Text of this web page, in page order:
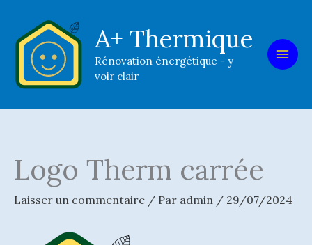
contenu
A+ Thermique
Rénovation énergétique - y
voir clair
Logo Therm carrée
Laisser un commentaire / Par admin / 29/07/2024